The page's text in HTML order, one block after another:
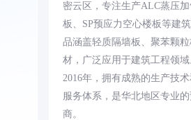
密云区，专注生产ALC蒸压
板、SP预应力空心楼板等建
品涵盖轻质隔墙板、聚苯颗
材，广泛应用于建筑工程领
2016年，拥有成熟的生产技
服务体系，是华北地区专业
商。